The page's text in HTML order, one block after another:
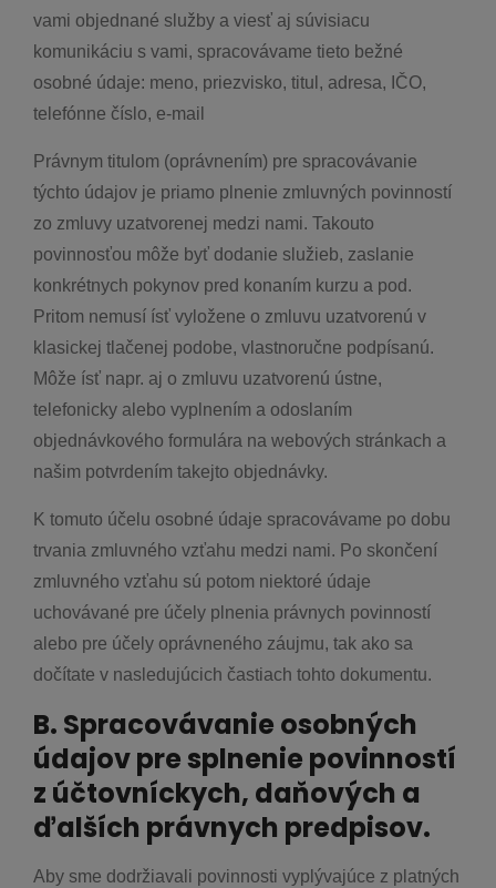
vami objednané služby a viesť aj súvisiacu
komunikáciu s vami, spracovávame tieto bežné
osobné údaje: meno, priezvisko, titul, adresa, IČO,
telefónne číslo, e-mail
Právnym titulom (oprávnením) pre spracovávanie
týchto údajov je priamo plnenie zmluvných povinností
zo zmluvy uzatvorenej medzi nami. Takouto
povinnosťou môže byť dodanie služieb, zaslanie
konkrétnych pokynov pred konaním kurzu a pod.
Pritom nemusí ísť vyložene o zmluvu uzatvorenú v
klasickej tlačenej podobe, vlastnoručne podpísanú.
Môže ísť napr. aj o zmluvu uzatvorenú ústne,
telefonicky alebo vyplnením a odoslaním
objednávkového formulára na webových stránkach a
našim potvrdením takejto objednávky.
K tomuto účelu osobné údaje spracovávame po dobu
trvania zmluvného vzťahu medzi nami. Po skončení
zmluvného vzťahu sú potom niektoré údaje
uchovávané pre účely plnenia právnych povinností
alebo pre účely oprávneného záujmu, tak ako sa
dočítate v nasledujúcich častiach tohto dokumentu.
B. Spracovávanie osobných
údajov pre splnenie povinností
z účtovníckych, daňových a
ďalších právnych predpisov.
Aby sme dodržiavali povinnosti vyplývajúce z platných